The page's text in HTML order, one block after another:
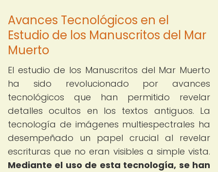
Avances Tecnológicos en el
Estudio de los Manuscritos del Mar
Muerto
El estudio de los Manuscritos del Mar Muerto
ha sido revolucionado por avances
tecnológicos que han permitido revelar
detalles ocultos en los textos antiguos. La
tecnología de imágenes multiespectrales ha
desempeñado un papel crucial al revelar
escrituras que no eran visibles a simple vista.
Mediante el uso de esta tecnología, se han